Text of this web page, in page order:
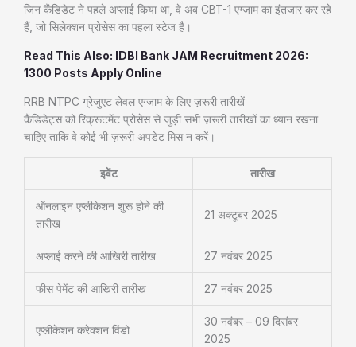
जिन कैंडिडेट ने पहले अप्लाई किया था, वे अब CBT-1 एग्जाम का इंतजार कर रहे
हैं, जो सिलेक्शन प्रोसेस का पहला स्टेज है।
Read This Also: IDBI Bank JAM Recruitment 2026:
1300 Posts Apply Online
RRB NTPC ग्रेजुएट लेवल एग्जाम के लिए ज़रूरी तारीखें
कैंडिडेट्स को रिक्रूटमेंट प्रोसेस से जुड़ी सभी ज़रूरी तारीखों का ध्यान रखना
चाहिए ताकि वे कोई भी ज़रूरी अपडेट मिस न करें।
इवेंट तारीख
ऑनलाइन एप्लीकेशन शुरू होने की
तारीख
21 अक्टूबर 2025
अप्लाई करने की आखिरी तारीख 27 नवंबर 2025
फीस पेमेंट की आखिरी तारीख 27 नवंबर 2025
एप्लीकेशन करेक्शन विंडो
30 नवंबर – 09 दिसंबर
2025